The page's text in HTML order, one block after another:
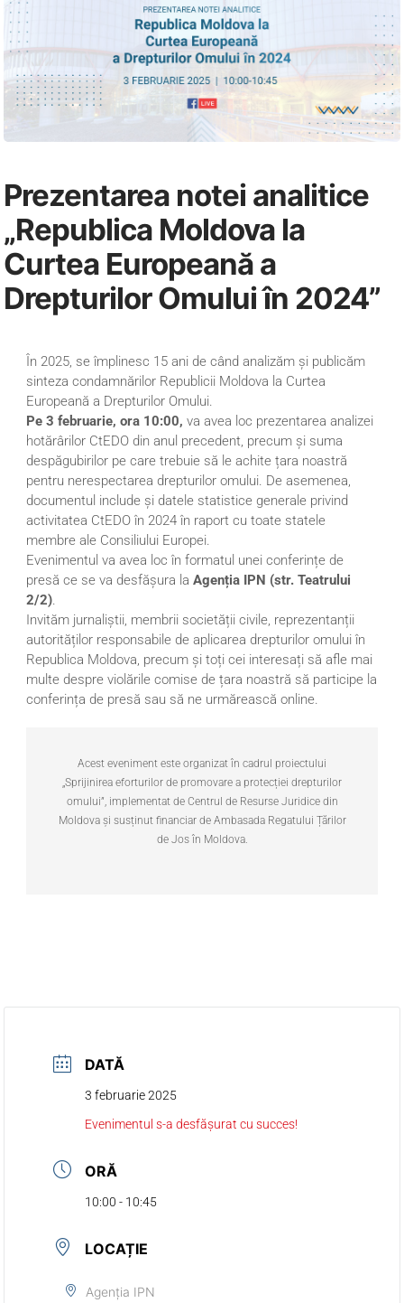
Prezentarea notei analitice
„Republica Moldova la
Curtea Europeană a
Drepturilor Omului în 2024”
În 2025, se împlinesc 15 ani de când analizăm și publicăm
sinteza condamnărilor Republicii Moldova la Curtea
Europeană a Drepturilor Omului.
Pe 3 februarie, ora 10:00, va avea loc prezentarea analizei
hotărârilor CtEDO din anul precedent, precum și suma
despăgubirilor pe care trebuie să le achite țara noastră
pentru nerespectarea drepturilor omului. De asemenea,
documentul include și datele statistice generale privind
activitatea CtEDO în 2024 în raport cu toate statele
membre ale Consiliului Europei.
Evenimentul va avea loc în formatul unei conferințe de
presă ce se va desfășura laAgenția IPN (str. Teatrului
2/2)
Invităm jurnaliștii, membrii societății civile, reprezentanții
autorităților responsabile de aplicarea drepturilor omului în
Republica Moldova, precum și toți cei interesați să afle mai
multe despre violările comise de țara noastră să participe la
conferința de presă sau să ne urmărească online.
Acest eveniment este organizat în cadrul proiectului
„Sprijinirea eforturilor de promovare a protecției drepturilor
omului”, implementat de Centrul de Resurse Juridice din
Moldova și susținut financiar de Ambasada Regatului Țărilor
de Jos în Moldova.
DATĂ
3 februarie 2025
Evenimentul s-a desfășurat cu succes!
ORĂ
10:00 - 10:45
LOCAȚIE
Agenția IPN